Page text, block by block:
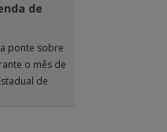
de
ponte sobre
o mês de
de